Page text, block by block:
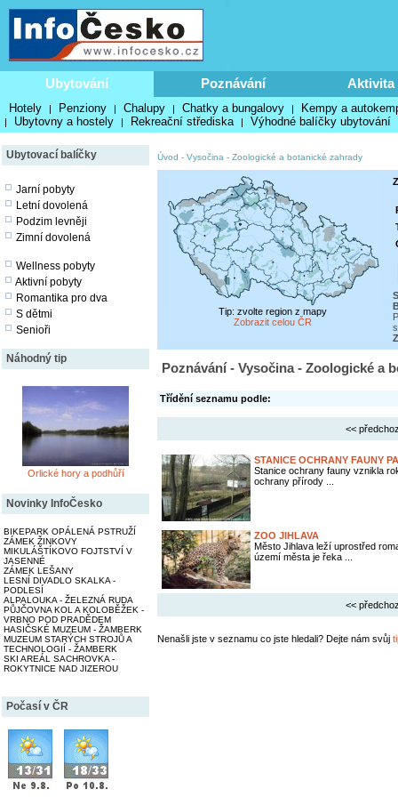
Ubytování Poznávání Aktivita
Hotely | Penziony | Chalupy | Chatky a bungalovy | Kempy a
| Ubytovny a hostely | Rekreační střediska | Výhodné balíčky ubytování
Ubytovací balíčky
Jarní pobyty
Letní dovolená
Podzim levněji
Zimní dovolená
Wellness pobyty
Aktivní pobyty
Romantika pro dva
S dětmi
Senioři
Náhodný tip
Orlické hory a podhůří
Novinky InfoČesko
BIKEPARK OPÁLENÁ PSTRUŽÍ
ZÁMEK ŽINKOVY
MIKULÁŠTÍKOVO FOJTSTVÍ V
JASENNÉ
ZÁMEK LEŠANY
LESNÍ DIVADLO SKALKA -
PODLESÍ
ALPALOUKA - ŽELEZNÁ RUDA
PŮJČOVNA KOL A KOLOBĚŽEK -
VRBNO POD PRADĚDEM
HASIČSKÉ MUZEUM - ŽAMBERK
MUZEUM STARÝCH STROJŮ A
TECHNOLOGIÍ - ŽAMBERK
SKI AREÁL SACHROVKA -
ROKYTNICE NAD JIZEROU
Počasí v ČR
Úvod - Vysočina - Zoologické a botanické zahrady
Tip: zvolte region z mapy
Zobrazit celou ČR
Poznávání - Vysočina - Zoologické a
Třídění seznamu podle:
<<
STANICE OCHRANY FAUNY
Stanice ochrany fauny vznikla
ochrany přírody ...
ZOO JIHLAVA
Město Jihlava leží uprostřed
území města je řeka ...
<<
Nenašli jste v seznamu co jste hledali? Dejte nám svůj